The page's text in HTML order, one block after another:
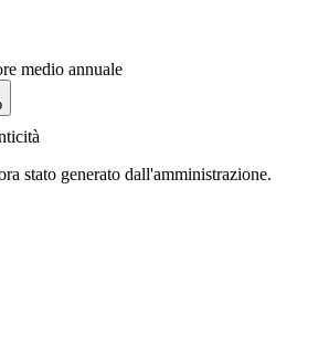
medio annuale
stato generato dall'amministrazione.